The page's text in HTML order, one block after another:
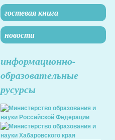
гостевая книга
новости
информационно-
образовательные
русурсы